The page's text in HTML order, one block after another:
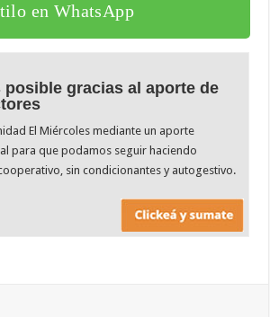
en WhatsApp
posible gracias al aporte de
El Miércoles mediante un aporte
para que podamos seguir haciendo
sin condicionantes y autogestivo.